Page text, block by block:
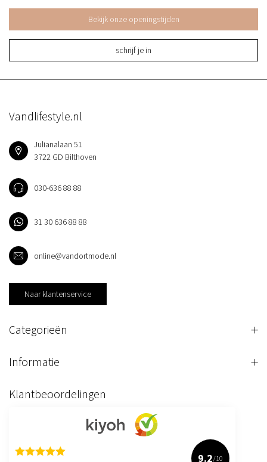
Bekijk onze openingstijden
schrijf je in
Vandlifestyle.nl
Julianalaan 51
3722 GD Bilthoven
030-636 88 88
31 30 636 88 88
online@vandortmode.nl
Naar klantenservice
Categorieën
Informatie
Klantbeoordelingen
9.2/10